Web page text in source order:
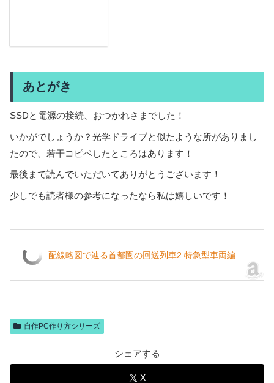
あとがき
SSDと電源の接続、おつかれさまでした！
いかがでしょうか？光学ドライブと似たような所がありまし
たので、若干コピペしたところはあります！
最後まで読んでいただいてありがとうございます！
少しでも読者様の参考になったなら私は嬉しいです！
配線略図で辿る首都圏の回送列車2 特急型車両編
自作PC作り方シリーズ
シェアする
X